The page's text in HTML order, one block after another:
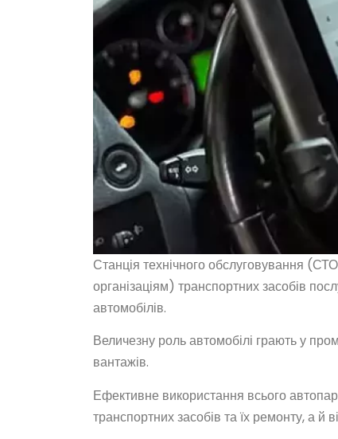
Станція технічного обслуговування
організаціям) транспортних засобів
автомобілів.
Величезну роль автомобілі грають у
вантажів.
Ефективне використання всього
транспортних засобів та їх ремонту, а й